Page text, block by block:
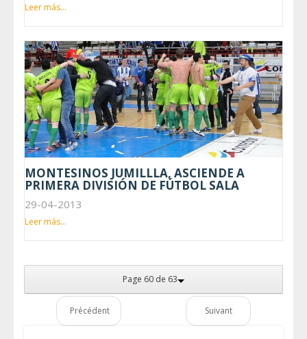
Leer más...
MONTESINOS JUMILLLA, ASCIENDE A
PRIMERA DIVISIÓN DE FÚTBOL SALA
29-04-2013
Leer más...
Page 60 de 63
Précédent Suivant